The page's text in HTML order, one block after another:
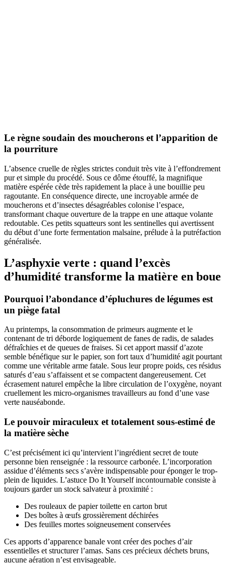
Le règne soudain des moucherons et l’apparition de
la pourriture
L’absence cruelle de règles strictes conduit très vite à l’effondrement
pur et simple du procédé. Sous ce dôme étouffé, la magnifique
matière espérée cède très rapidement la place à une bouillie peu
ragoutante. En conséquence directe, une incroyable armée de
moucherons et d’insectes désagréables colonise l’espace,
transformant chaque ouverture de la trappe en une attaque volante
redoutable. Ces petits squatteurs sont les sentinelles qui avertissent
du début d’une forte fermentation malsaine, prélude à la putréfaction
généralisée.
L’asphyxie verte : quand l’excès
d’humidité transforme la matière en boue
Pourquoi l’abondance d’épluchures de légumes est
un piège fatal
Au printemps, la consommation de primeurs augmente et le
contenant de tri déborde logiquement de fanes de radis, de salades
défraîchies et de queues de fraises. Si cet apport massif d’azote
semble bénéfique sur le papier, son fort taux d’humidité agit pourtant
comme une véritable arme fatale. Sous leur propre poids, ces résidus
saturés d’eau s’affaissent et se compactent dangereusement. Cet
écrasement naturel empêche la libre circulation de l’oxygène, noyant
cruellement les micro-organismes travailleurs au fond d’une vase
verte nauséabonde.
Le pouvoir miraculeux et totalement sous-estimé de
la matière sèche
C’est précisément ici qu’intervient l’ingrédient secret de toute
personne bien renseignée : la ressource carbonée. L’incorporation
assidue d’éléments secs s’avère indispensable pour éponger le trop-
plein de liquides. L’astuce Do It Yourself incontournable consiste à
toujours garder un stock salvateur à proximité :
Des rouleaux de papier toilette en carton brut
Des boîtes à œufs grossièrement déchirées
Des feuilles mortes soigneusement conservées
Ces apports d’apparence banale vont créer des poches d’air
essentielles et structurer l’amas. Sans ces précieux déchets bruns,
aucune aération n’est envisageable.